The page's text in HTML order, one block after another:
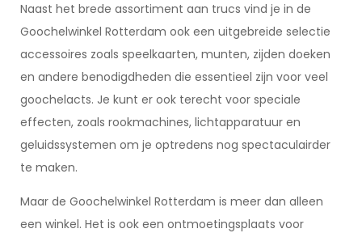
Naast het brede assortiment aan trucs vind je in de
Goochelwinkel Rotterdam ook een uitgebreide selectie
accessoires zoals speelkaarten, munten, zijden doeken
en andere benodigdheden die essentieel zijn voor veel
goochelacts. Je kunt er ook terecht voor speciale
effecten, zoals rookmachines, lichtapparatuur en
geluidssystemen om je optredens nog spectaculairder
te maken.
Maar de Goochelwinkel Rotterdam is meer dan alleen
een winkel. Het is ook een ontmoetingsplaats voor